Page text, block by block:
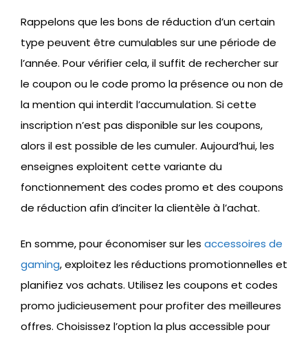
Rappelons que les bons de réduction d’un certain
type peuvent être cumulables sur une période de
l’année. Pour vérifier cela, il suffit de rechercher sur
le coupon ou le code promo la présence ou non de
la mention qui interdit l’accumulation. Si cette
inscription n’est pas disponible sur les coupons,
alors il est possible de les cumuler. Aujourd’hui, les
enseignes exploitent cette variante du
fonctionnement des codes promo et des coupons
de réduction afin d’inciter la clientèle à l’achat.
En somme, pour économiser sur les accessoires de
gaming, exploitez les réductions promotionnelles et
planifiez vos achats. Utilisez les coupons et codes
promo judicieusement pour profiter des meilleures
offres. Choisissez l’option la plus accessible pour